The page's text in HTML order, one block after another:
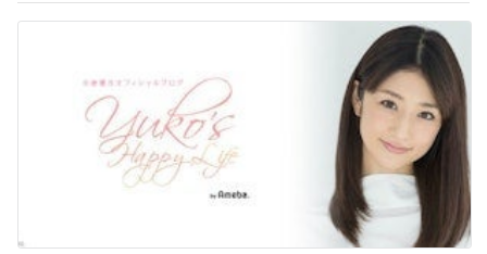
小倉優子 体調を崩し生活を見直し中